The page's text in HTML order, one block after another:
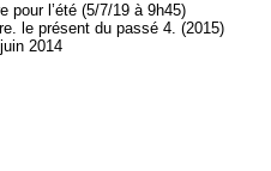
pour l’été (5/7/19 à 9h45)
le présent du passé 4. (2015)
2014